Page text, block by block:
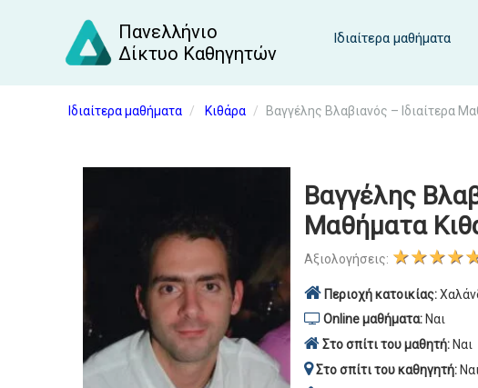
Πανελλήνιο
Δίκτυο Καθηγητών
Ιδιαίτερα μαθήματα
Ιδιαίτερα μαθήματα Κιθάρα Βαγγέλης Βλαβιανός – Ιδιαίτερα
Βαγγέλης
Μαθήματα
Αξιολογήσεις:
Περιοχή κατοικίας:
Online μαθήματα:Ναι
Στο σπίτι του μαθητή:Ναι
Στο σπίτι του καθηγητή:Ναι